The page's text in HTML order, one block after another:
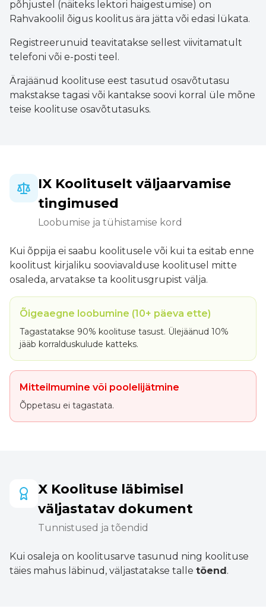
põhjustel (näiteks lektori haigestumise) on
Rahvakoolil õigus koolitus ära jätta või edasi lükata.
Registreerunuid teavitatakse sellest viivitamatult
telefoni või e-posti teel.
Ärajäänud koolituse eest tasutud osavõtutasu
makstakse tagasi või kantakse soovi korral üle mõne
teise koolituse osavõtutasuks.
IX Koolituselt väljaarvamise
tingimused
Loobumise ja tühistamise kord
Kui õppija ei saabu koolitusele või kui ta esitab enne
koolitust kirjaliku sooviavalduse koolitusel mitte
osaleda, arvatakse ta koolitusgrupist välja.
Õigeaegne loobumine (10+ päeva ette)
Tagastatakse 90% koolituse tasust. Ülejäänud 10%
jääb korralduskulude katteks.
Mitteilmumine või poolelijätmine
Õppetasu ei tagastata.
X Koolituse läbimisel
väljastatav dokument
Tunnistused ja tõendid
Kui osaleja on koolitusarve tasunud ning koolituse
täies mahus läbinud, väljastatakse talle tõend.